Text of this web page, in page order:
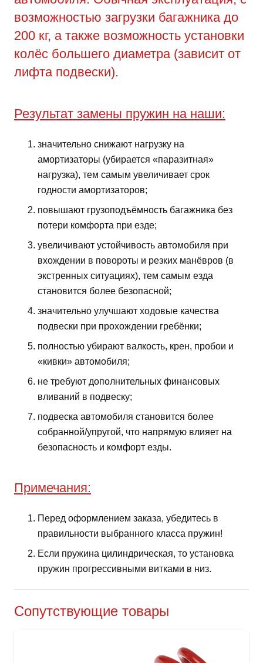
возможностью загрузки багажника до
200 кг, а также возможность установки
колёс большего диаметра (зависит от
лифта подвески).
Результат замены пружин на наши:
значительно снижают нагрузку на
амортизаторы (убирается «паразитная»
нагрузка), тем самым увеличивает срок
годности амортизаторов;
повышают грузоподъёмность багажника без
потери комфорта при езде;
увеличивают устойчивость автомобиля при
вхождении в повороты и резких манёвров (в
экстренных ситуациях), тем самым езда
становится более безопасной;
значительно улучшают ходовые качества
подвески при прохождении гребёнки;
полностью убирают валкость, крен, пробои и
«кивки» автомобиля;
не требуют дополнительных финансовых
вливаний в подвеску;
подвеска автомобиля становится более
собранной/упругой, что напрямую влияет на
безопасность и комфорт езды.
Примечания:
Перед оформлением заказа, убедитесь в
правильности выбранного класса пружин!
Если пружина цилиндрическая, то установка
пружин прогрессивными витками в низ.
Сопутствующие товары